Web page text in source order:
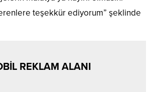
teşekkür ediyorum” şeklinde
REKLAM ALANI